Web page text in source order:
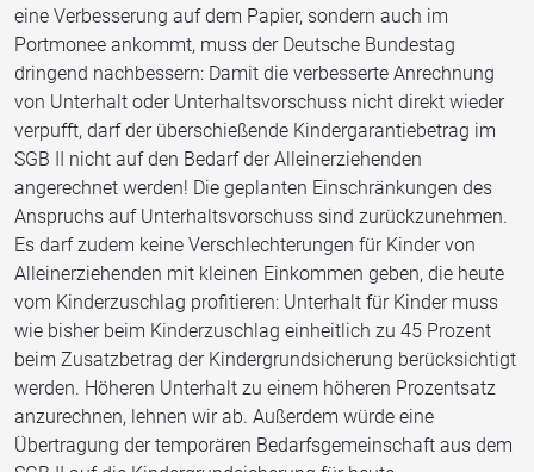
eine Verbesserung auf dem Papier, sondern auch im
Portmonee ankommt, muss der Deutsche Bundestag
dringend nachbessern: Damit die verbesserte Anrechnung
von Unterhalt oder Unterhaltsvorschuss nicht direkt wieder
verpufft, darf der überschießende Kindergarantiebetrag im
SGB II nicht auf den Bedarf der Alleinerziehenden
angerechnet werden! Die geplanten Einschränkungen des
Anspruchs auf Unterhaltsvorschuss sind zurückzunehmen.
Es darf zudem keine Verschlechterungen für Kinder von
Alleinerziehenden mit kleinen Einkommen geben, die heute
vom Kinderzuschlag profitieren: Unterhalt für Kinder muss
wie bisher beim Kinderzuschlag einheitlich zu 45 Prozent
beim Zusatzbetrag der Kindergrundsicherung berücksichtigt
werden. Höheren Unterhalt zu einem höheren Prozentsatz
anzurechnen, lehnen wir ab. Außerdem würde eine
Übertragung der temporären Bedarfsgemeinschaft aus dem